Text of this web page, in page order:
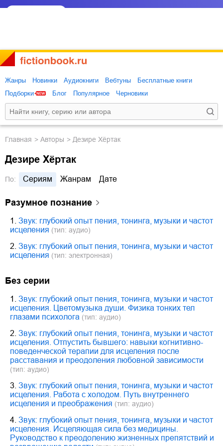
Жанры Новинки Аудиокниги Вебтуны
Бесплатные книги
Подборки
Блог Популярное Черновики
Главная Авторы Дезире Хёртак
Дезире Хёртак
По: Сериям Жанрам Дате
Разумное познание
1. Звук: глубокий опыт пения, тонинга, музыки и частот
исцеления (тип: аудио)
2. Звук: глубокий опыт пения, тонинга, музыки и частот
исцеления (тип: электронная)
Без серии
1. Звук: глубокий опыт пения, тонинга, музыки и частот
исцеления. Цветомузыка души. Физика тонких тел
глазами психолога (тип: аудио)
2. Звук: глубокий опыт пения, тонинга, музыки и частот
исцеления. Отпустить бывшего: навыки когнитивно-
поведенческой терапии для исцеления после
расставания и преодоления любовной зависимости
(тип: аудио)
3. Звук: глубокий опыт пения, тонинга, музыки и частот
исцеления. Работа с холодом. Путь внутреннего
исцеления и преображения (тип: аудио)
4. Звук: глубокий опыт пения, тонинга, музыки и частот
исцеления. Исцеляющая сила без медицины.
Руководство к преодолению жизненных препятствий и